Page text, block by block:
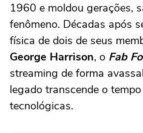
1960 e moldou gerações,
fenômeno. Décadas após
física de dois de seus
George Harrison, o Fab
streaming de forma
legado transcende o
tecnológicas.